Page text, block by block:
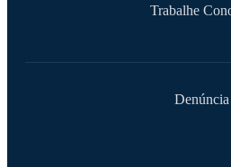
Trabalhe
Denúncia